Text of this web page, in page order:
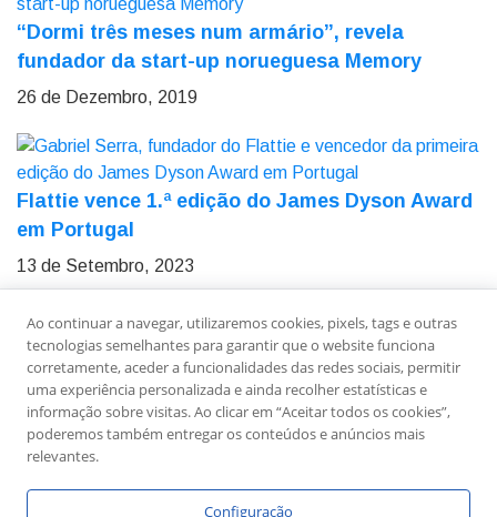
“Dormi três meses num armário”, revela
fundador da start-up norueguesa Memory
26 de Dezembro, 2019
Flattie vence 1.ª edição do James Dyson Award
em Portugal
13 de Setembro, 2023
Sobre Nós Ficha Técnica
Estatuto Editorial
Política de Privacidade
Contactos Newsletter
Ao continuar a navegar, utilizaremos cookies, pixels, tags e outras
tecnologias semelhantes para garantir que o website funciona
corretamente, aceder a funcionalidades das redes sociais, permitir
uma experiência personalizada e ainda recolher estatísticas e
informação sobre visitas. Ao clicar em “Aceitar todos os cookies”,
poderemos também entregar os conteúdos e anúncios mais
relevantes.
Configuração